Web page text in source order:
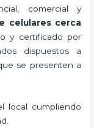
comercial y
celulares cerca
y certificado por
dispuestos a
se presenten a
local cumpliendo